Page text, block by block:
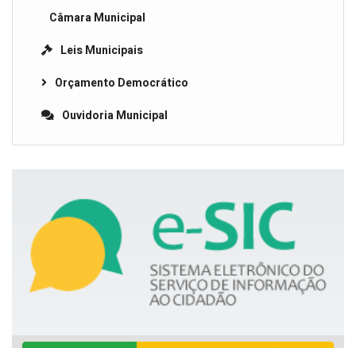
Câmara Municipal
Leis Municipais
Orçamento Democrático
Ouvidoria Municipal